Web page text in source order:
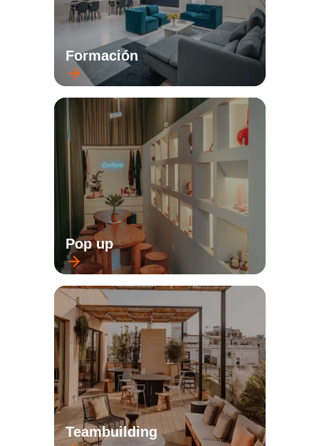
Formación
Pop up
Teambuilding